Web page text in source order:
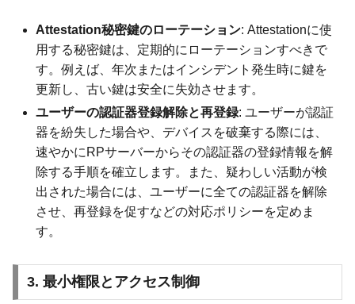
Attestation秘密鍵のローテーション: Attestationに使
用する秘密鍵は、定期的にローテーションすべきで
す。例えば、年次またはインシデント発生時に鍵を
更新し、古い鍵は安全に失効させます。
ユーザーの認証器登録解除と再登録: ユーザーが認証
器を紛失した場合や、デバイスを破棄する際には、
速やかにRPサーバーからその認証器の登録情報を解
除する手順を確立します。また、疑わしい活動が検
出された場合には、ユーザーに全ての認証器を解除
させ、再登録を促すなどの対応ポリシーを定めま
す。
3. 最小権限とアクセス制御